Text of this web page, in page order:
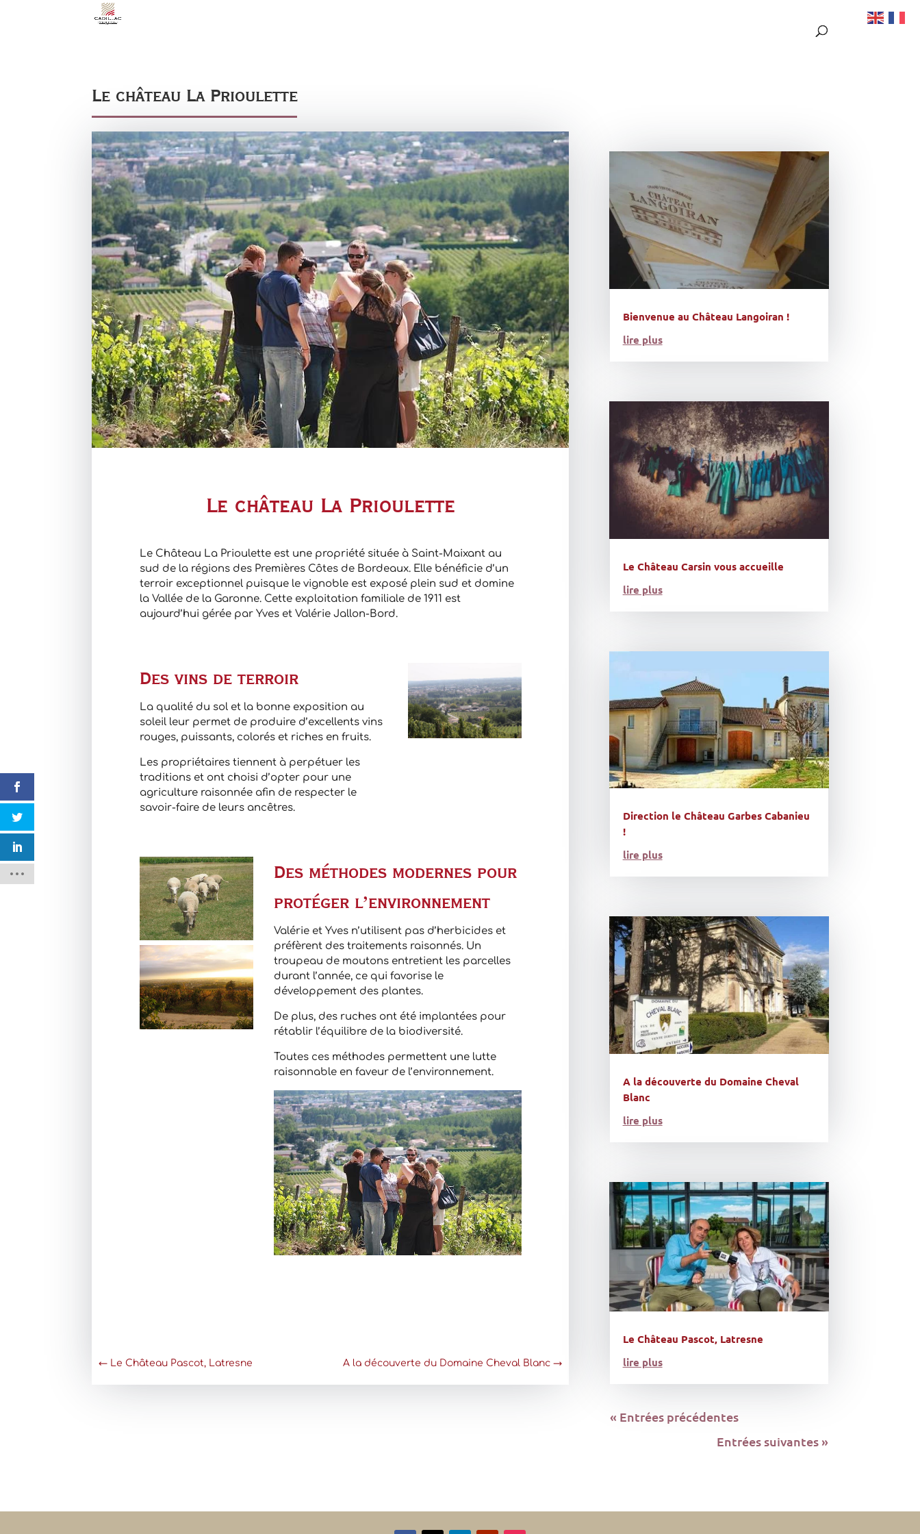
Le château La Prioulette
Le château La Prioulette
Le Château La Prioulette est une propriété située à Saint-Maixant au
sud de la régions des Premières Côtes de Bordeaux. Elle bénéficie d’un
terroir exceptionnel puisque le vignoble est exposé plein sud et domine
la Vallée de la Garonne. Cette exploitation familiale de 1911 est
aujourd’hui gérée par Yves et Valérie Jallon-Bord.
Des vins de terroir
La qualité du sol et la bonne exposition au
soleil leur permet de produire d’excellents vins
rouges, puissants, colorés et riches en fruits.
Les propriétaires tiennent à perpétuer les
traditions et ont choisi d’opter pour une
agriculture raisonnée afin de respecter le
savoir-faire de leurs ancêtres.
Des méthodes modernes pour
protéger l’environnement
Valérie et Yves n’utilisent pas d’herbicides et
préfèrent des traitements raisonnés. Un
troupeau de moutons entretient les parcelles
durant l’année, ce qui favorise le
développement des plantes.
De plus, des ruches ont été implantées pour
rétablir l’équilibre de la biodiversité.
Toutes ces méthodes permettent une lutte
raisonnable en faveur de l’environnement.
← Le Château Pascot, Latresne A la découverte du Domaine Cheval Blanc →
Bienvenue au Château Langoiran !
lire plus
Le Château Carsin vous accueille
lire plus
Direction le Château Garbes Cabanieu
!
lire plus
A la découverte du Domaine Cheval
Blanc
lire plus
Le Château Pascot, Latresne
lire plus
« Entrées précédentes
Entrées suivantes »